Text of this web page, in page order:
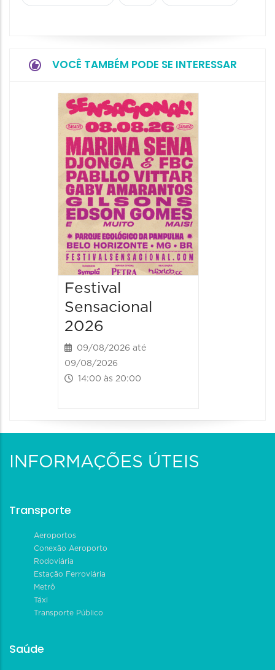
VOCÊ TAMBÉM PODE SE INTERESSAR
Festival
Sensacional
2026
09/08/2026 até
09/08/2026
14:00 às 20:00
INFORMAÇÕES ÚTEIS
Transporte
Aeroportos
Conexão Aeroporto
Rodoviária
Estação Ferroviária
Metrô
Táxi
Transporte Público
Saúde